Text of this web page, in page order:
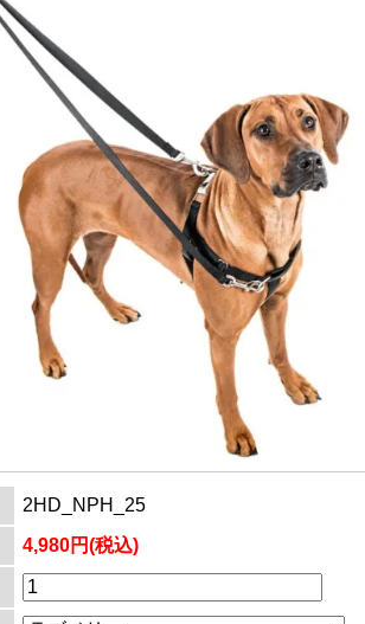
2HD_NPH_25
4,980円(税込)